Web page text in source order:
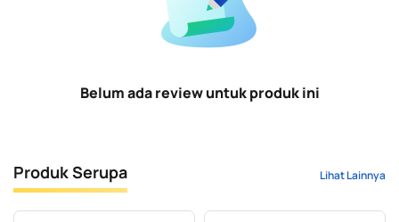
Belum ada review untuk produk ini
Produk Serupa Lihat Lainnya